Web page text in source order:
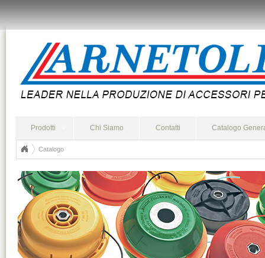
Prodotti Chi Siamo Contatti Catalogo
Catalogo